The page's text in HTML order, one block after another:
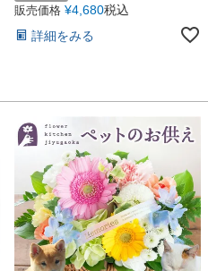
販売価格 ¥4,680税込
詳細をみる